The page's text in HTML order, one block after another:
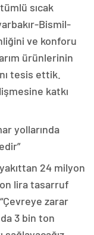
sıcak
Bismil-
ve konforu
ürünlerinin
tesis ettik.
katkı
yollarında
24 milyon
lira tasarruf
zarar
3 bin ton